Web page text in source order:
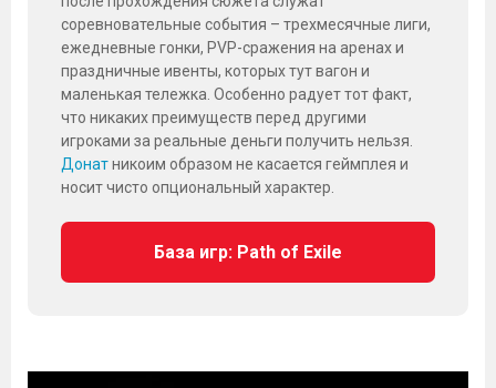
соревновательные события – трехмесячные лиги,
ежедневные гонки, PVP-сражения на аренах и
праздничные ивенты, которых тут вагон и
маленькая тележка. Особенно радует тот факт,
что никаких преимуществ перед другими
игроками за реальные деньги получить нельзя.
Донатникоим образом не касается геймплея и
носит чисто опциональный характер.
База игр: Path of Exile